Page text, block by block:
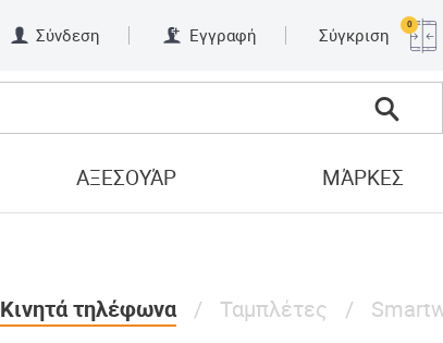
Σύνδεση Εγγραφή Σύγκριση
0
ΑΞΕΣΟΥΆΡ ΜΆΡΚΕΣ
Κινητά τηλέφωνα Ταμπλέτες